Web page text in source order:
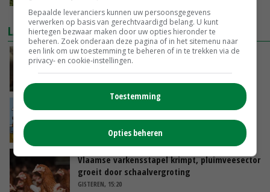
LAATSTE NIEUWS
‘Samenwerking A-ware en Amalthea gaat
GISTEREN, 16:01
Internationale vraag naar geitenzuivel blijft
groot: Nederland in Europese top
GISTEREN, 15:33
Vlaamse varkensstapel krimpt, pluimveesector
groeit door schaalvergroting
GISTEREN, 15:20
Bepaalde leveranciers kunnen uw persoonsgegevens
verwerken op basis van gerechtvaardigd belang. U kunt
hiertegen bezwaar maken door uw opties hieronder te
beheren. Zoek onderaan deze pagina of in het sitemenu naar
een link om uw toestemming te beheren of in te trekken via de
privacy- en cookie-instellingen.
Toestemming
Opties beheren